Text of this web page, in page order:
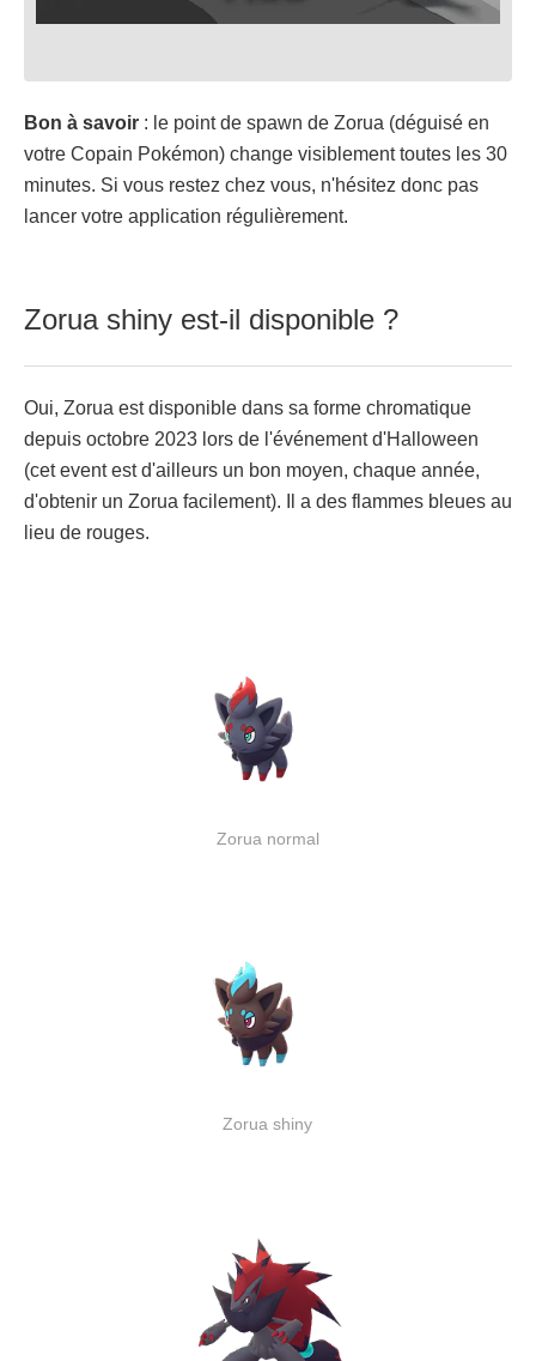
Bon à savoir : le point de spawn de Zorua (déguisé en
votre Copain Pokémon) change visiblement toutes les 30
minutes. Si vous restez chez vous, n'hésitez donc pas
lancer votre application régulièrement.
Zorua shiny est-il disponible ?
Oui, Zorua est disponible dans sa forme chromatique
depuis octobre 2023 lors de l'événement d'Halloween
(cet event est d'ailleurs un bon moyen, chaque année,
d'obtenir un Zorua facilement). Il a des flammes bleues au
lieu de rouges.
Zorua normal
Zorua shiny